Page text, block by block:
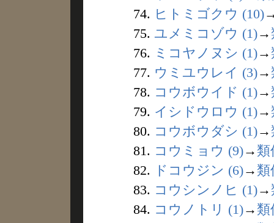
74. ヒトミゴクウ (10)
75. ユメミコゾウ (1)→
76. ミコヤノヌシ (1)→
77. ウミユウレイ (3)→
78. コウボウイド (1)→
79. イシドウロウ (1)→
80. コウボウダシ (1)→
81. コウミョウ (9)→ 類
82.
ドコウジン (6)→ 類
83. コウシンノヒ (1)→
84. コウノトリ (1)→ 類